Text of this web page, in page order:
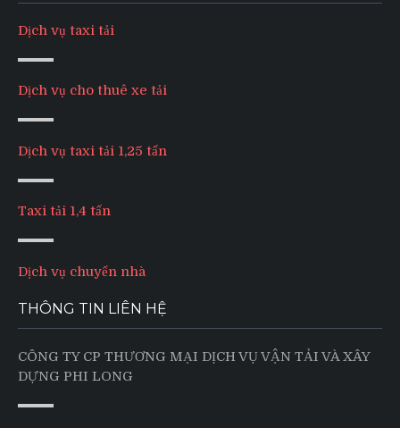
Dịch vụ taxi tải
Dịch vụ cho thuê xe tải
Dịch vụ taxi tải 1,25 tấn
Taxi tải 1,4 tấn
Dịch vụ chuyển nhà
THÔNG TIN LIÊN HỆ
CÔNG TY CP THƯƠNG MẠI DỊCH VỤ VẬN TẢI VÀ XÂY
DỰNG PHI LONG